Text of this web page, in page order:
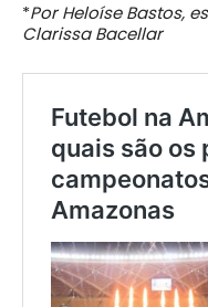
*Por Heloíse Bastos,
Clarissa Bacellar